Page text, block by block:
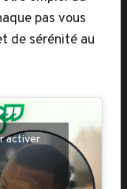
pas vous
de sérénité au
activer